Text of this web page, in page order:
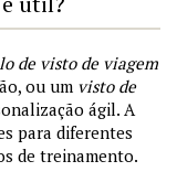
de visto de viagem
ou um visto de
ágil. A
para diferentes
de treinamento.